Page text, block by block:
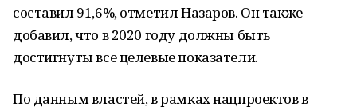
составил 91,6%, отметил Назаров. Он также
добавил, что в 2020 году должны быть
достигнуты все целевые показатели.
По данным властей, в рамках нацпроектов в